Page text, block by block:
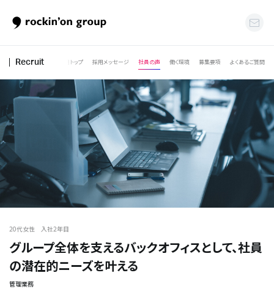
Recruit
20代女性 入社2年目
グループ全体を支えるバックオフィスとして、社員
の潜在的ニーズを叶える
管理業務
採用トップ 採用メッセージ 社員の声 働く環境 募集要項 よくあるご質問